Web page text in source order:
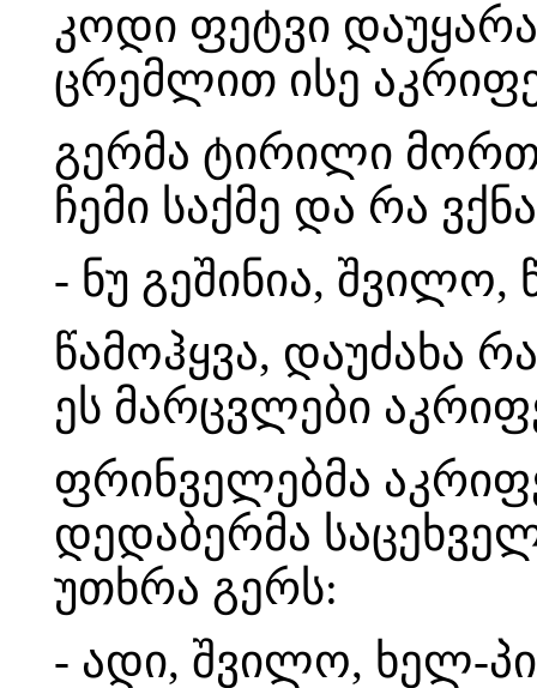
კოდი ფეტვი
ცრემლით ისე
გერმა ტირილი
ჩემი საქმე და რა
- ნუ გეშინია, შვილო,
წამოჰყვა, დაუძახა
ეს მარცვლები
ფრინველებმა
დედაბერმა
უთხრა გერს:
- ადი, შვილო, ხელ-